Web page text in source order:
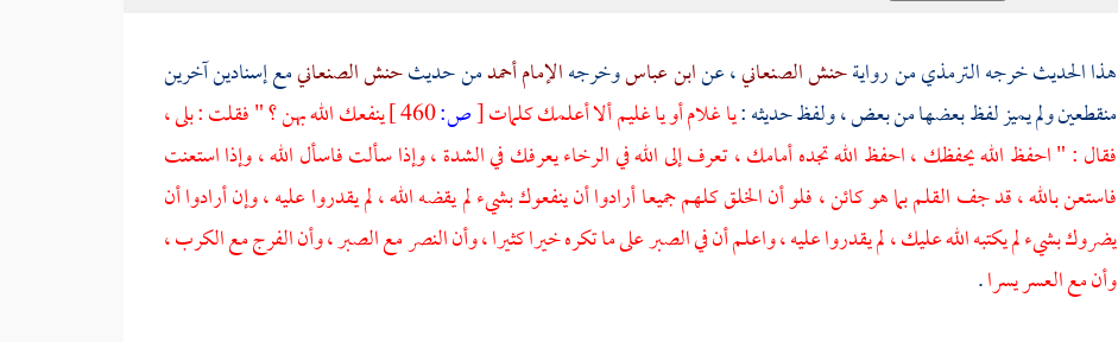
هذا الحديث خرجهالترمذيمن روايةحنش الصنعاني، عنابن عباسوخرجهالإمام أحمدمن حديثحنش الصنعانيمع إسنادين آخرين
منقطعين ولم يميز لفظ بعضها من بعض ، ولفظ حديثه :يا غلام أو يا غليم ألا أعلمك كلمات[ص:
ينفعك الله بهن ؟ " فقلت : بلى ،
فقال : " احفظ الله يحفظك ، احفظ الله تجده أمامك ، تعرف إلى الله في الرخاء يعرفك في الشدة ، وإذا سألت فاسأل الله ، وإذا استعنت
فاستعن بالله ، قد جف القلم بما هو كائن ، فلو أن الخلق كلهم جميعا أرادوا أن ينفعوك بشيء لم يقضه الله ، لم يقدروا عليه ، وإن أرادوا أن
يضروك بشيء لم يكتبه الله عليك ، لم يقدروا عليه ، واعلم أن في الصبر على ما تكره خيرا كثيرا ، وأن النصر مع الصبر ، وأن الفرج مع الكرب ،
وأن مع العسر يسرا.